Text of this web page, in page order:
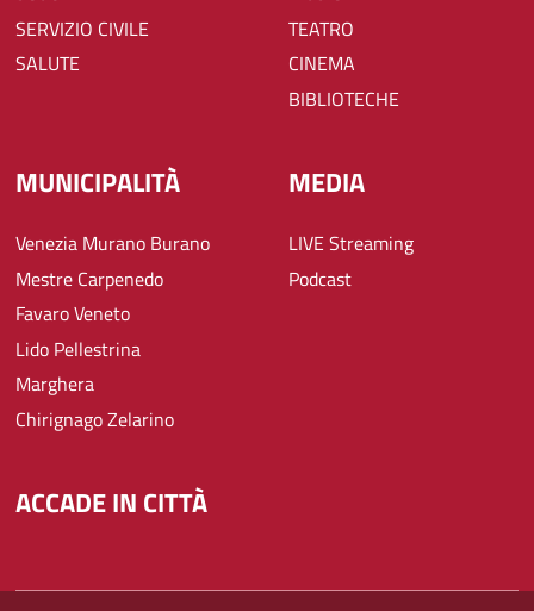
SERVIZIO CIVILE
SALUTE
TEATRO
CINEMA
BIBLIOTECHE
MUNICIPALITÀ
Venezia Murano Burano
Mestre Carpenedo
Favaro Veneto
Lido Pellestrina
Marghera
Chirignago Zelarino
MEDIA
LIVE Streaming
Podcast
ACCADE IN CITTÀ